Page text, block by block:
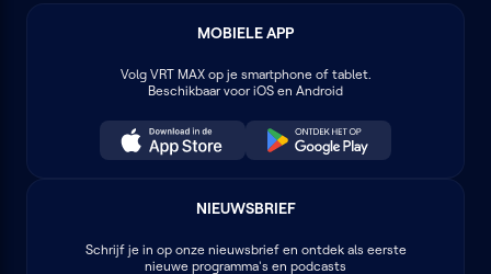
MOBIELE APP
Volg VRT MAXop je smartphone of tablet.
Beschikbaar voor iOS en Android
NIEUWSBRIEF
Schrijf je in op onze nieuwsbrief en ontdek als eerste
nieuwe programma's en podcasts